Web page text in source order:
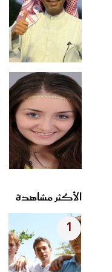
الأكثر مشاهدة
1